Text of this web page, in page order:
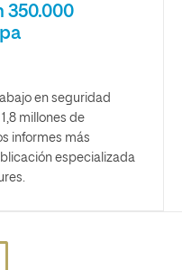
350.000
en seguridad
millones de
informes más
especializada